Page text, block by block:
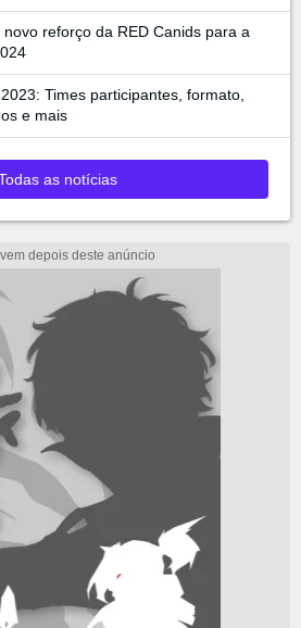
reforço da RED Canids para a
Times participantes, formato,
e mais
as notícias